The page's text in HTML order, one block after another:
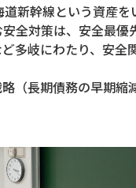
新幹線という資産を
全対策は、安全最優
多岐にわたり、安全
（長期債務の早期縮